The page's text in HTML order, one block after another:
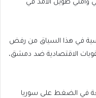
وأمني طويل الأمد في
في هذا السياق من رفض
الاقتصادية ضد دمشق،
في الضغط على سوريا